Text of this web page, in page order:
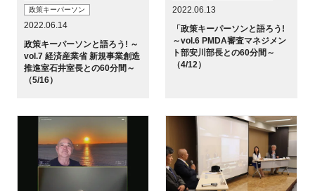
政策キーパーソン
2022.06.14
政策キーパーソンと語ろう! ～
vol.7 経済産業省 新規事業創造
推進室石井室長との60分間～
（5/16）
2022.06.13
「政策キーパーソンと語ろう!
～vol.6 PMDA審査マネジメン
ト部安川部長との60分間～
（4/12）